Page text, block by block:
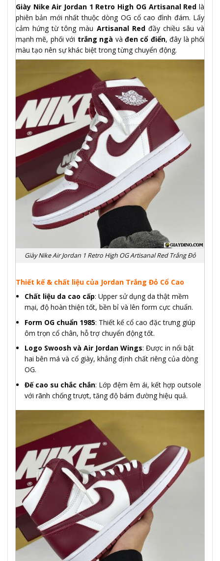
Giày Nike Air Jordan 1 Retro High OG Artisanal Red là
phiên bản mới nhất thuộc dòng OG cổ cao đình đám. Lấy
cảm hứng từ tông màu Artisanal Redđầy chiều sâu và
mạnh mẽ, phối với trắng ngà và đen cổ điển, đây là phối
màu tạo nên sự khác biệt trong từng chuyển động.
Giày Nike Air Jordan 1 Retro High OG Artisanal Red Trắng Đỏ
Thiết kế & chất liệu của Jordan Trắng Đỏ Cổ Cao
Chất liệu da cao cấp: Upper sử dụng da thật mềm
mại, độ hoàn thiện tốt, bền bỉ và lên form cực chuẩn.
Form OG chuẩn 1985: Thiết kế cổ cao đặc trưng giúp
ôm trọn cổ chân, hỗ trợ chuyển động tốt.
Logo Swoosh và Air Jordan Wings: Được in nổi bật
hai bên má và cổ giày, khẳng định chất riêng của dòng
OG.
Đế cao su chắc chắn: Lớp đệm êm ái, kết hợp outsole
với rãnh chống trượt, tăng độ bám đường hiệu quả.